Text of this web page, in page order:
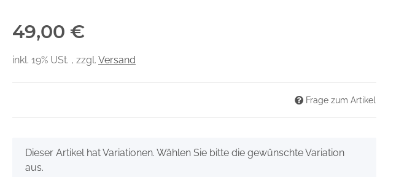
49,00 €
inkl. 19% USt. , zzgl. Versand
Frage zum Artikel
xDieser Artikel hat Variationen. Wählen Sie bitte die gewünschte Variation
aus.